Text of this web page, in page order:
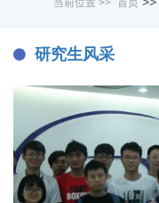
当前位置 >> 首页
研究生风采